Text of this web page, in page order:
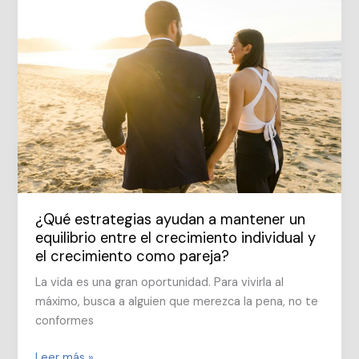
¿Qué estrategias ayudan a mantener un
equilibrio entre el crecimiento individual y
el crecimiento como pareja?
La vida es una gran oportunidad. Para vivirla al
máximo, busca a alguien que merezca la pena, no te
conformes